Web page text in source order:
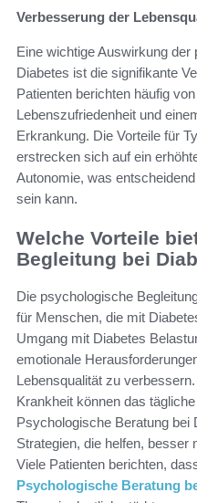
Verbesserung der
Eine wichtige Auswirkung der
Diabetes ist die signifikante
Patienten berichten häufig
Lebenszufriedenheit und
Erkrankung. Die Vorteile für
erstrecken sich auf ein
Autonomie, was
sein kann.
Welche Vorteile
Begleitung bei
Die psychologische
für Menschen, die mit
Umgang mit Diabetes
emotionale
Lebensqualität zu
Krankheit können das
Psychologische Beratung bei
Strategien, die helfen,
Viele Patienten berichten,
Psychologische Beratung